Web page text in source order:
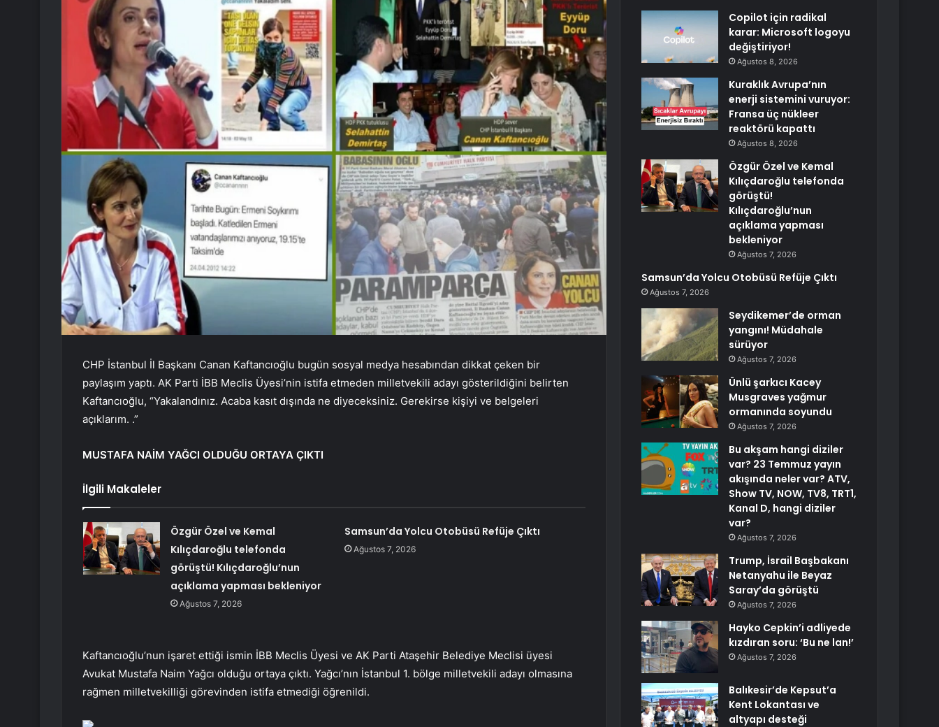
CHP İstanbul İl Başkanı Canan Kaftancıoğlu bugün sosyal medya hesabından dikkat çeken bir
paylaşım yaptı. AK Parti İBB Meclis Üyesi’nin istifa etmeden milletvekili adayı gösterildiğini belirten
Kaftancıoğlu, “Yakalandınız. Acaba kasıt dışında ne diyeceksiniz. Gerekirse kişiyi ve belgeleri
açıklarım. .”
MUSTAFA NAİM YAĞCI OLDUĞU ORTAYA ÇIKTI
İlgili Makaleler
Özgür Özel ve Kemal
Kılıçdaroğlu telefonda
görüştü! Kılıçdaroğlu’nun
açıklama yapması bekleniyor
Ağustos 7, 2026
Samsun’da Yolcu Otobüsü Refüje Çıktı
Ağustos 7, 2026
Kaftancıoğlu’nun işaret ettiği ismin İBB Meclis Üyesi ve AK Parti Ataşehir Belediye Meclisi üyesi
Avukat Mustafa Naim Yağcı olduğu ortaya çıktı. Yağcı’nın İstanbul 1. bölge milletvekili adayı olmasına
rağmen milletvekilliği görevinden istifa etmediği öğrenildi.
Copilot için radikal
karar: Microsoft logoyu
değiştiriyor!
Ağustos 8, 2026
Kuraklık Avrupa’nın
enerji sistemini vuruyor:
Fransa üç nükleer
reaktörü kapattı
Ağustos 8, 2026
Özgür Özel ve Kemal
Kılıçdaroğlu telefonda
görüştü!
Kılıçdaroğlu’nun
açıklama yapması
bekleniyor
Ağustos 7, 2026
Samsun’da Yolcu Otobüsü Refüje Çıktı
Ağustos 7, 2026
Seydikemer’de orman
yangını! Müdahale
sürüyor
Ağustos 7, 2026
Ünlü şarkıcı Kacey
Musgraves yağmur
ormanında soyundu
Ağustos 7, 2026
Bu akşam hangi diziler
var? 23 Temmuz yayın
akışında neler var? ATV,
Show TV, NOW, TV8, TRT1,
Kanal D, hangi diziler
var?
Ağustos 7, 2026
Trump, İsrail Başbakanı
Netanyahu ile Beyaz
Saray’da görüştü
Ağustos 7, 2026
Hayko Cepkin’i adliyede
kızdıran soru: ‘Bu ne lan!’
Ağustos 7, 2026
Balıkesir’de Kepsut’a
Kent Lokantası ve
altyapı desteği